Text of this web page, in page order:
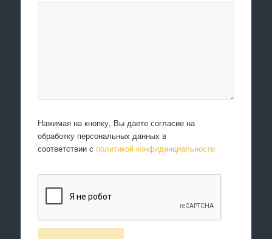
Нажимая на кнопку, Вы даете согласие на
обработку персональных данных в
соответствии с политикой конфиденциальности